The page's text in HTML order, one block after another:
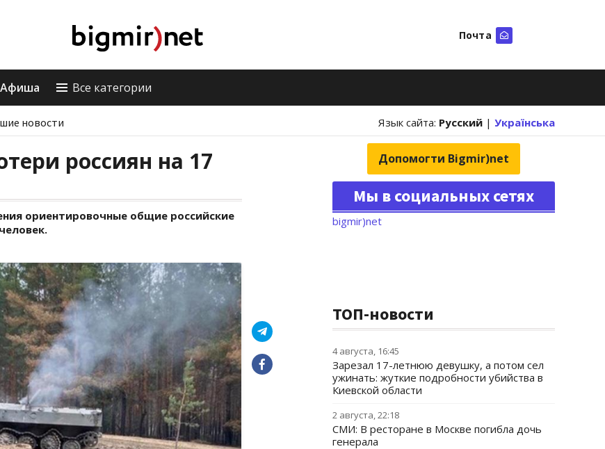
Почта
Афиша Все категории
новости Язык сайта: Русский | Українська
россиян на 17
ориентировочные общие российские
Допомогти Bigmir)net
Мы в социальных сетях
bigmir)net
ТОП-новости
4 августа, 16:45
Зарезал 17-летнюю девушку, а потом сел
ужинать: жуткие подробности убийства в
Киевской области
2 августа, 22:18
СМИ: В ресторане в Москве погибла дочь
генерала